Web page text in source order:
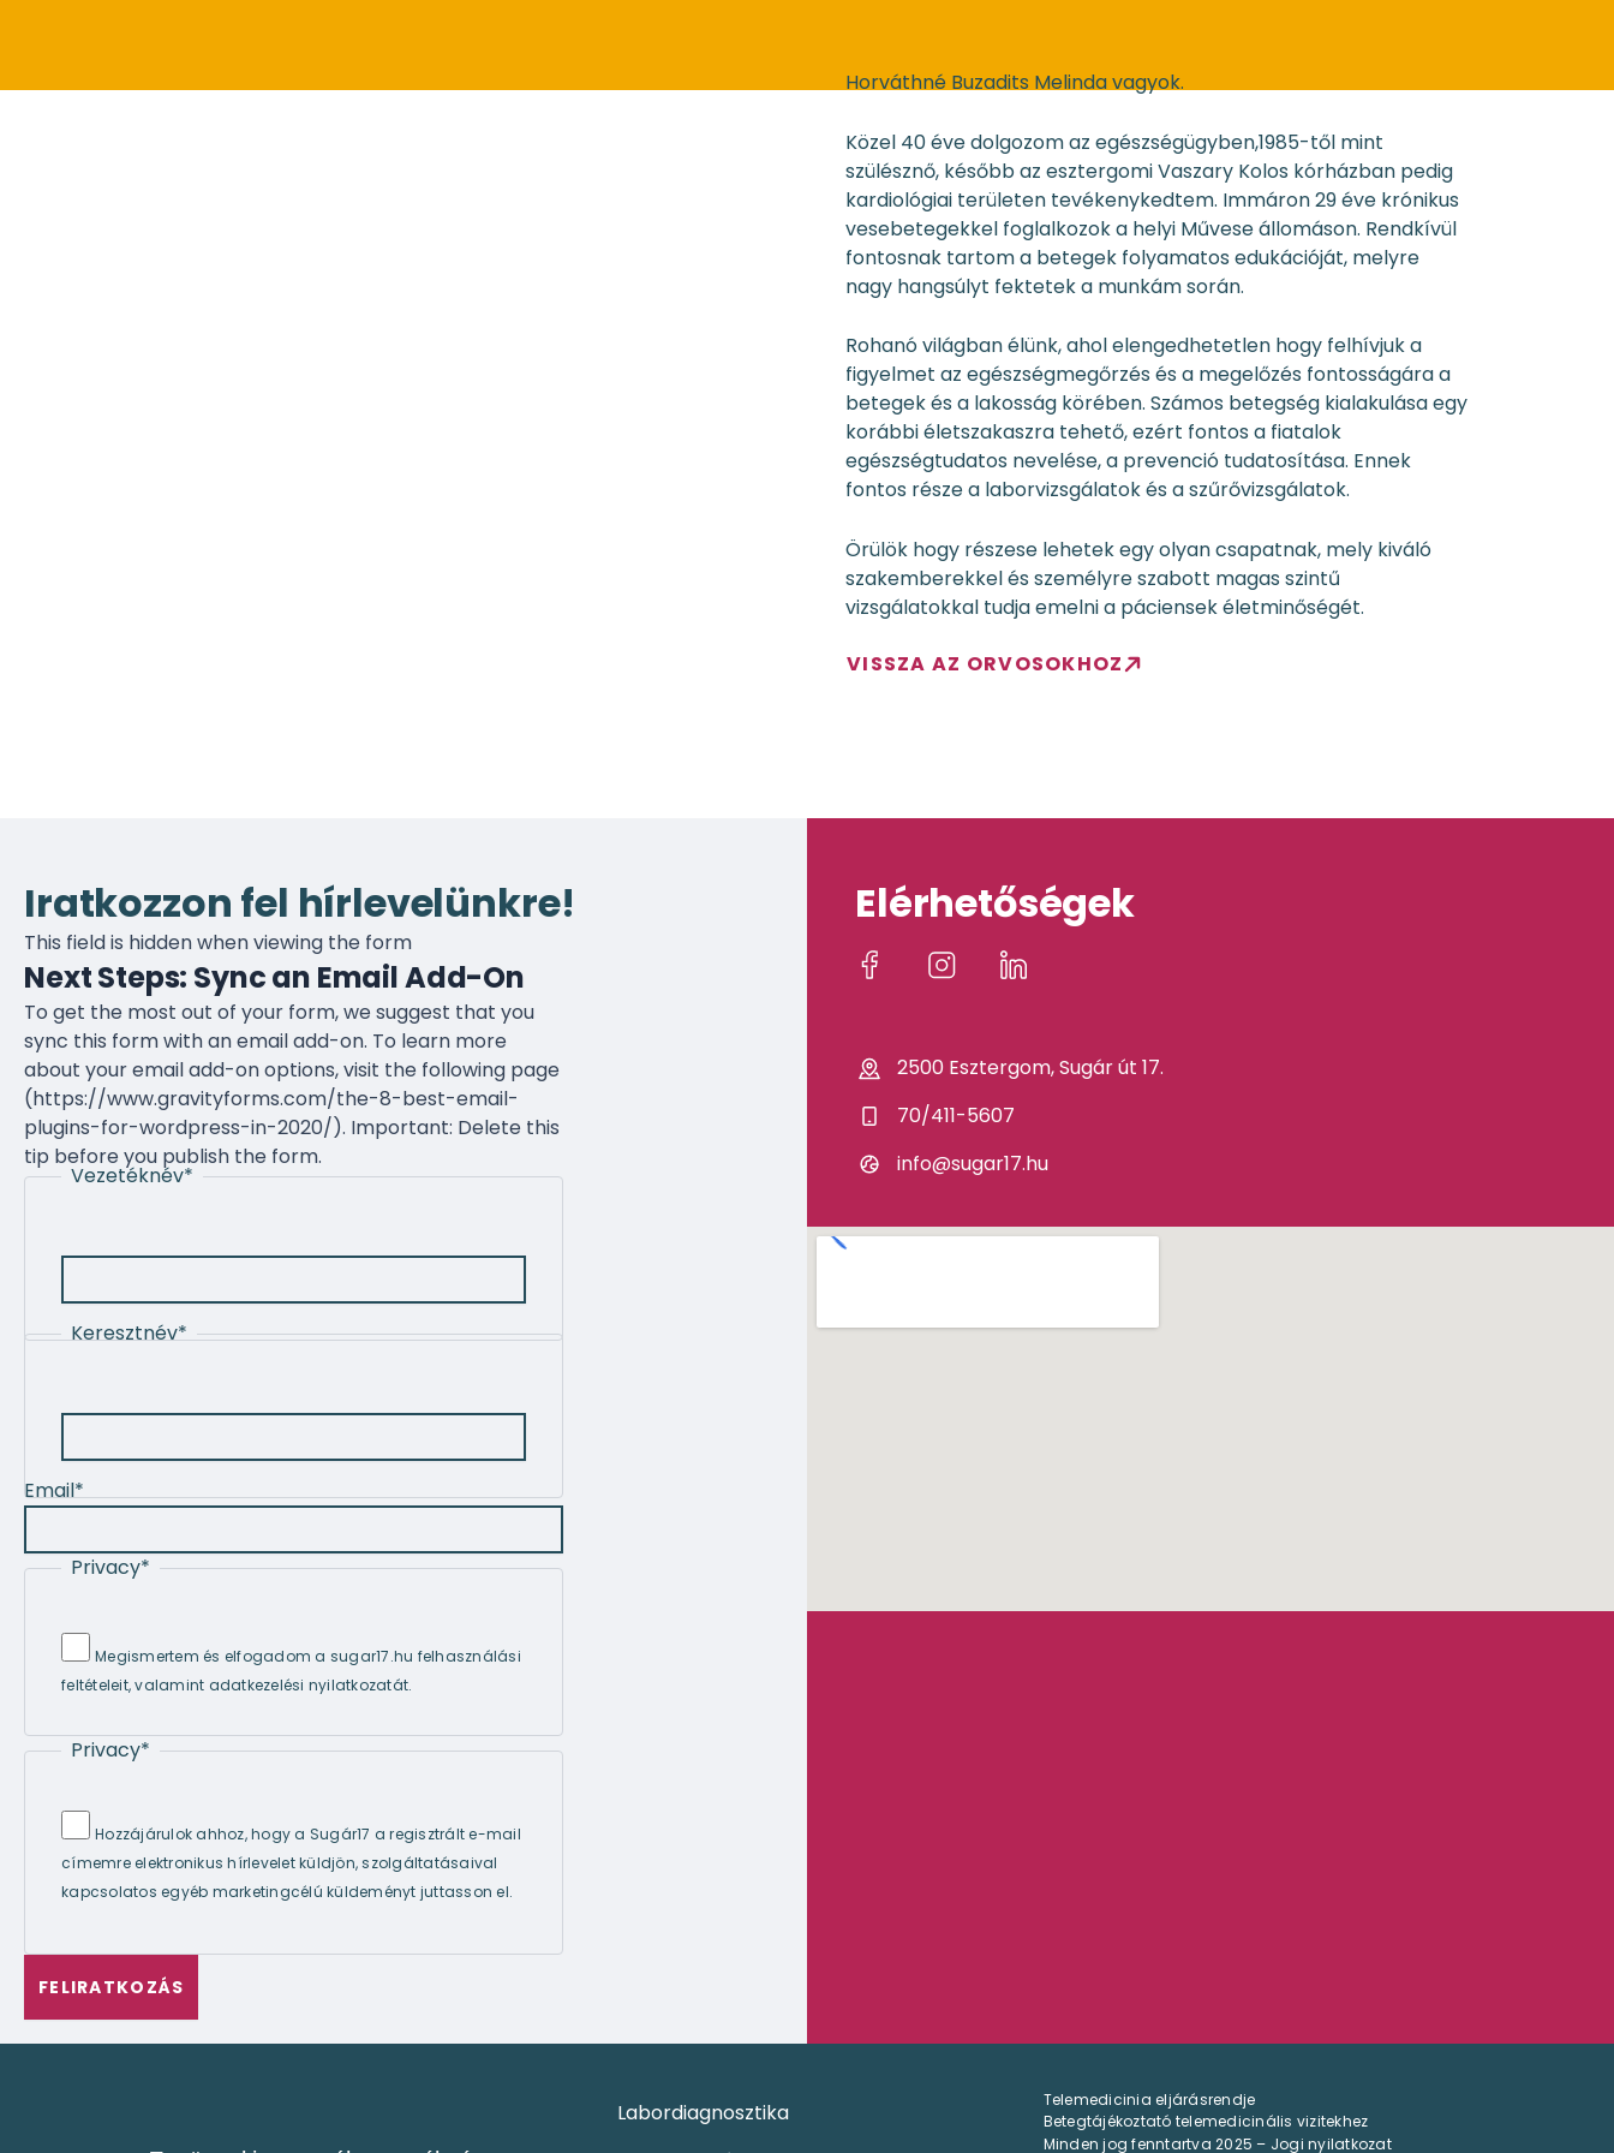
Horváthné Buzadits Melinda vagyok.
Közel 40 éve dolgozom az egészségügyben,1985-től mint
szülésznő, később az esztergomi Vaszary Kolos kórházban pedig
kardiológiai területen tevékenykedtem. Immáron 29 éve krónikus
vesebetegekkel foglalkozok a helyi Művese állomáson. Rendkívül
fontosnak tartom a betegek folyamatos edukációját, melyre
nagy hangsúlyt fektetek a munkám során.
Rohanó világban élünk, ahol elengedhetetlen hogy felhívjuk a
figyelmet az egészségmegőrzés és a megelőzés fontosságára a
betegek és a lakosság körében. Számos betegség kialakulása egy
korábbi életszakaszra tehető, ezért fontos a fiatalok
egészségtudatos nevelése, a prevenció tudatosítása. Ennek
fontos része a laborvizsgálatok és a szűrővizsgálatok.
Örülök hogy részese lehetek egy olyan csapatnak, mely kiváló
szakemberekkel és személyre szabott magas szintű
vizsgálatokkal tudja emelni a páciensek életminőségét.
VISSZA AZ ORVOSOKHOZ
Iratkozzon fel hírlevelünkre!
This field is hidden when viewing the form
Next Steps: Sync an Email Add-On
To get the most out of your form, we suggest that you
sync this form with an email add-on. To learn more
about your email add-on options, visit the following page
(https://www.gravityforms.com/the-8-best-email-
plugins-for-wordpress-in-2020/). Important: Delete this
tip before you publish the form.
Vezetéknév*
Keresztnév*
Email*
Privacy*
Megismertem és elfogadom a sugar17.hu felhasználási
feltételeit, valamint adatkezelési nyilatkozatát.
Privacy*
Hozzájárulok ahhoz, hogy a Sugár17 a regisztrált e-mail
címemre elektronikus hírlevelet küldjön, szolgáltatásaival
kapcsolatos egyéb marketingcélú küldeményt juttasson el.
Elérhetőségek
2500 Esztergom, Sugár út 17.
70/411-5607
info@sugar17.hu
Labordiagnosztika
Telemedicinia eljárásrendje
Betegtájékoztató telemedicinális vizitekhez
Minden jog fenntartva 2025 – Jogi nyilatkozat